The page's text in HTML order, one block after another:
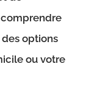
options
ou votre